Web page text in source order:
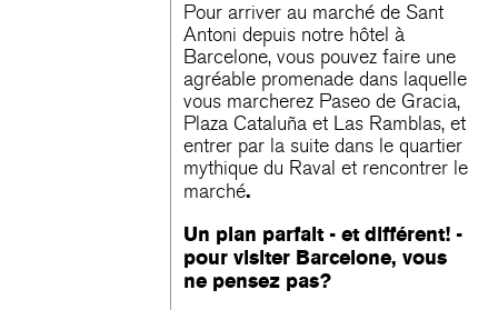
Pour arriver au marché de Sant
Antoni depuis notre hôtel à
Barcelone, vous pouvez faire une
agréable promenade dans laquelle
vous marcherez Paseo de Gracia,
Plaza Cataluña et Las Ramblas, et
entrer par la suite dans le quartier
mythique du Raval et rencontrer le
marché.
Un plan parfait - et différent! -
pourvisiter Barcelone, vous
ne pensez pas?